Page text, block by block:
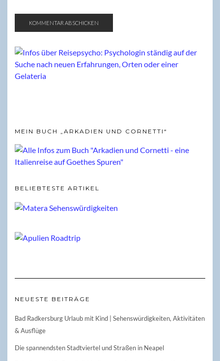
MEIN BUCH „ARKADIEN UND CORNETTI“
BELIEBTESTE ARTIKEL
NEUESTE BEITRÄGE
Bad Radkersburg Urlaub mit Kind | Sehenswürdigkeiten, Aktivitäten
& Ausflüge
Die spannendsten Stadtviertel und Straßen in Neapel